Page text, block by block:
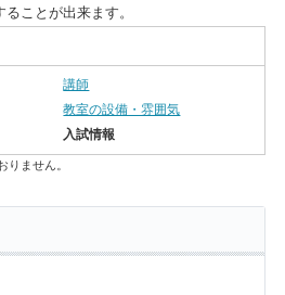
ことが出来ます。
講師
教室の設備・雰囲気
入試情報
ません。